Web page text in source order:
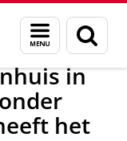
Menu
en
zoeken
in
het